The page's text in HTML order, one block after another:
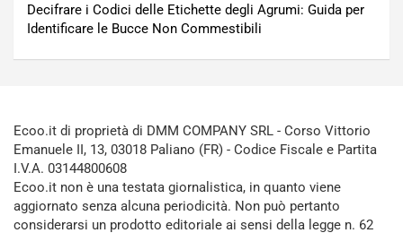
Decifrare i Codici delle Etichette degli Agrumi: Guida per
Identificare le Bucce Non Commestibili
Ecoo.it di proprietà di DMM COMPANY SRL - Corso Vittorio
Emanuele II, 13, 03018 Paliano (FR) - Codice Fiscale e Partita
I.V.A. 03144800608
Ecoo.it non è una testata giornalistica, in quanto viene
aggiornato senza alcuna periodicità. Non può pertanto
considerarsi un prodotto editoriale ai sensi della legge n. 62